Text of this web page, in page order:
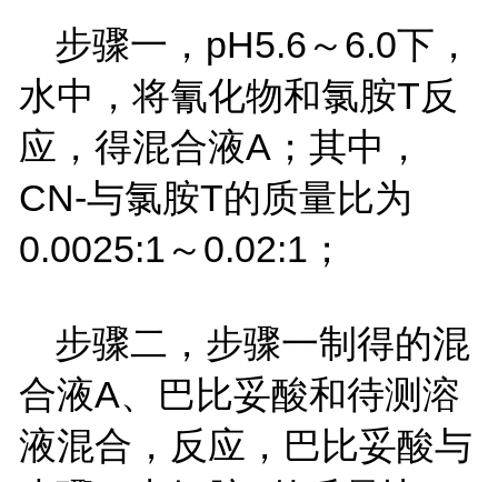
步骤一，pH5.6～6.0下，
水中，将氰化物和氯胺T反
应，得混合液A；其中，
CN-与氯胺T的质量比为
0.0025:1～0.02:1；
步骤二，步骤一制得的混
合液A、巴比妥酸和待测溶
液混合，反应，巴比妥酸与